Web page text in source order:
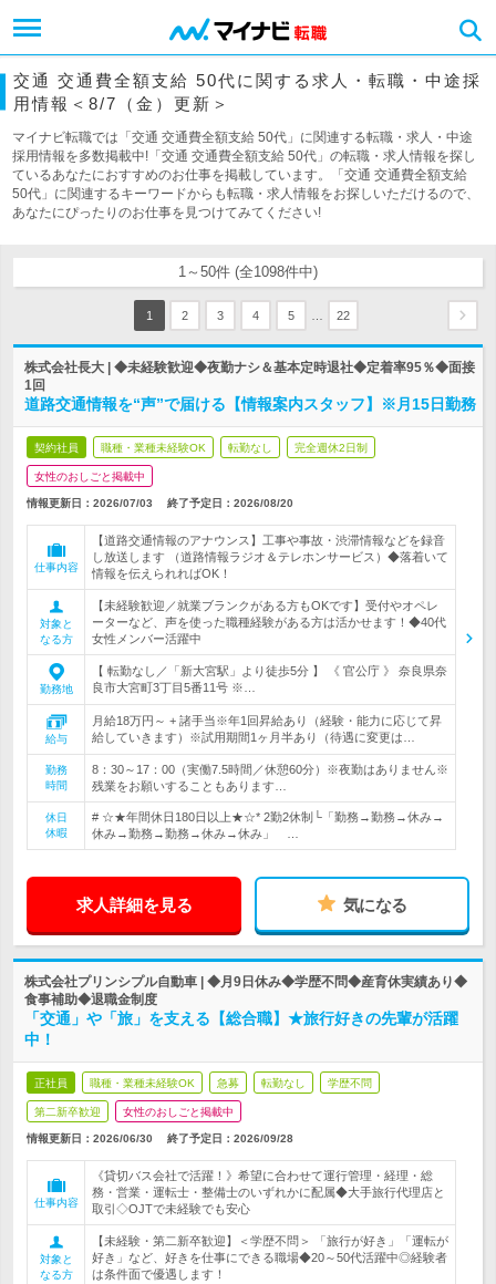
交通 交通費全額支給 50代に関する求人・転職・中途採
用情報＜8/7（金）更新＞
マイナビ転職では「交通 交通費全額支給 50代」に関連する転職・求人・中途
採用情報を多数掲載中!「交通 交通費全額支給 50代」の転職・求人情報を探し
ているあなたにおすすめのお仕事を掲載しています。「交通 交通費全額支給
50代」に関連するキーワードからも転職・求人情報をお探しいただけるので、
あなたにぴったりのお仕事を見つけてみてください!
1～50件 (全1098件中)
1 2 3 4 5 22
株式会社長大 | ◆未経験歓迎◆夜勤ナシ＆基本定時退社◆定着率95％◆面接
1回
道路交通情報を“声”で届ける【情報案内スタッフ】※月15日勤務
契約社員 職種・業種未経験OK 転勤なし 完全週休2日制
女性のおしごと掲載中
情報更新日：2026/07/03 終了予定日： 2026/08/20
仕事内容
【道路交通情報のアナウンス】工事や事故・渋滞情報などを録音
し放送します （道路情報ラジオ＆テレホンサービス）◆落着いて
情報を伝えられればOK！
対象と
なる方
【未経験歓迎／就業ブランクがある方もOKです】受付やオペレ
ーターなど、声を使った職種経験がある方は活かせます！◆40代
女性メンバー活躍中
勤務地
【 転勤なし／「新大宮駅」より徒歩5分 】 《 官公庁 》 奈良県奈
良市大宮町3丁目5番11号 ※…
給与
月給18万円～ + 諸手当※年1回昇給あり（経験・能力に応じて昇
給していきます）※試用期間1ヶ月半あり（待遇に変更は…
勤務
時間
8：30～17：00（実働7.5時間／休憩60分）※夜勤はありません※
残業をお願いすることもあります…
休日
休暇
# ☆★年間休日180日以上★☆* 2勤2休制└「勤務→勤務→休み→
休み→勤務→勤務→休み→休み」 …
求人詳細を見る 気になる
株式会社プリンシプル自動車 | ◆月9日休み◆学歴不問◆産育休実績あり◆
食事補助◆退職金制度
「交通」や「旅」を支える【総合職】★旅行好きの先輩が活躍
中！
正社員 職種・業種未経験OK 急募 転勤なし 学歴不問
第二新卒歓迎 女性のおしごと掲載中
情報更新日：2026/06/30 終了予定日： 2026/09/28
仕事内容
《貸切バス会社で活躍！》希望に合わせて運行管理・経理・総
務・営業・運転士・整備士のいずれかに配属◆大手旅行代理店と
取引◇OJTで未経験でも安心
対象と
なる方
【未経験・第二新卒歓迎】＜学歴不問＞ 「旅行が好き」「運転が
好き」など、好きを仕事にできる職場◆20～50代活躍中◎経験者
は条件面で優遇します！